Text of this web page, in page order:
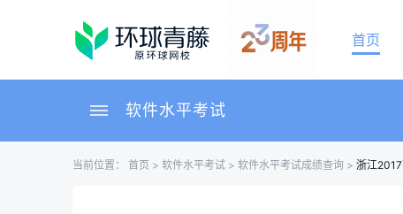
首页
软件水平考试
当前位置： 首页 > 软件水平考试 > 软件水平考试成绩查询 > 浙江